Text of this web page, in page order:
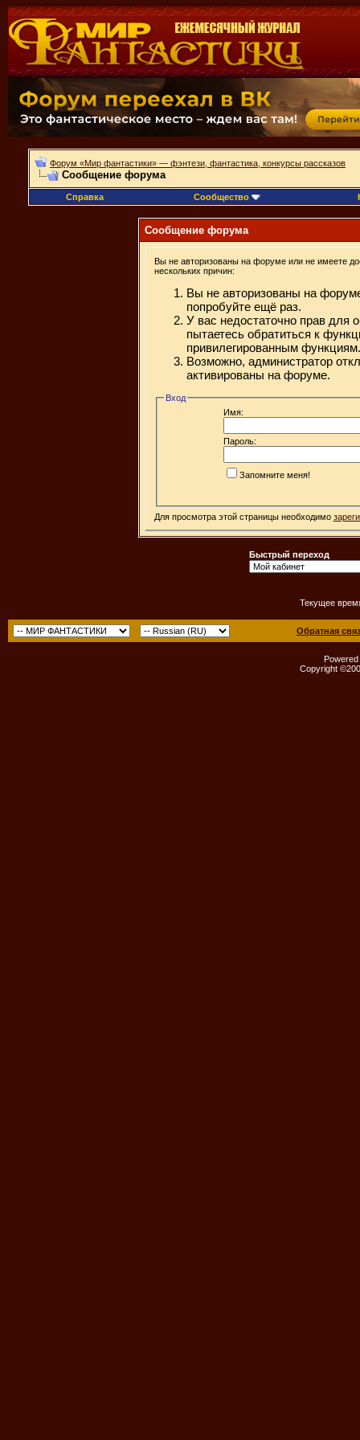
Форум «Мир фантастики» — фэнтези, фантастика, конкурсы рассказов
Сообщение форума
Справка Сообщество
Сообщение форума
Вы не авторизованы на форуме или не имеете
нескольких причин:
Вы не авторизованы на
попробуйте ещё раз.
У вас недостаточно прав для
пытаетесь обратиться к
привилегированным функциям.
Возможно, администратор
активированы на форуме.
Вход
Имя:
Пароль:
Запомните меня!
Для просмотра этой страницы необходимо
Быстрый переход
Текущее
Обратная
Copyright